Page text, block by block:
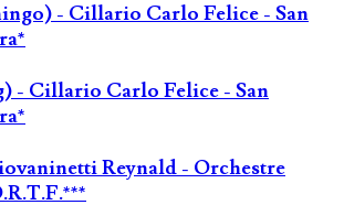
- Cillario Carlo Felice - San
- Cillario Carlo Felice - San
Reynald - Orchestre